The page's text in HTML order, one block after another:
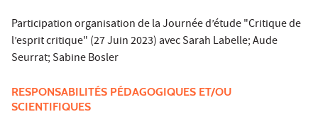
Participation organisation de la Journée d’étude "Critique de
l’esprit critique" (27 Juin 2023) avec Sarah Labelle; Aude
Seurrat; Sabine Bosler
RESPONSABILITÉS PÉDAGOGIQUES ET/OU
SCIENTIFIQUES